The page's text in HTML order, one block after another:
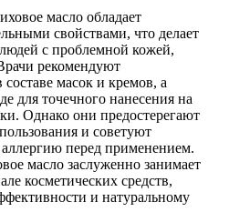
масло обладает
свойствами, что делает
с проблемной кожей,
рекомендуют
составе масок и кремов, а
для точечного нанесения на
Однако они предостерегают
и советуют
аллергию перед применением.
масло заслуженно занимает
косметических средств,
и натуральному